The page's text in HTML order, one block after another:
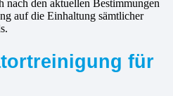
nach den aktuellen Bestimmungen
auf die Einhaltung sämtlicher
für